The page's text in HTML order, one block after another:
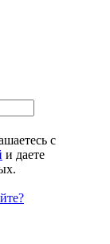
с
и даете